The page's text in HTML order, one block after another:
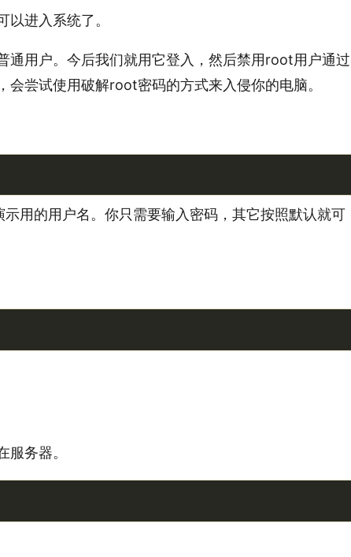
进入系统了。
通用户。今后我们就用它登入，然后禁用root用户通
尝试使用破解root密码的方式来入侵你的电脑。
用的用户名。你只需要输入密码，其它按照默认就可
服务器。